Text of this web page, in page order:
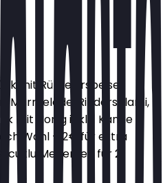
mit Rühreierspeise,
Marmelade, Rindersalami,
mit Honig inkl. 1 Kanne
Wahl + 2€ für extra
Menemen für 2